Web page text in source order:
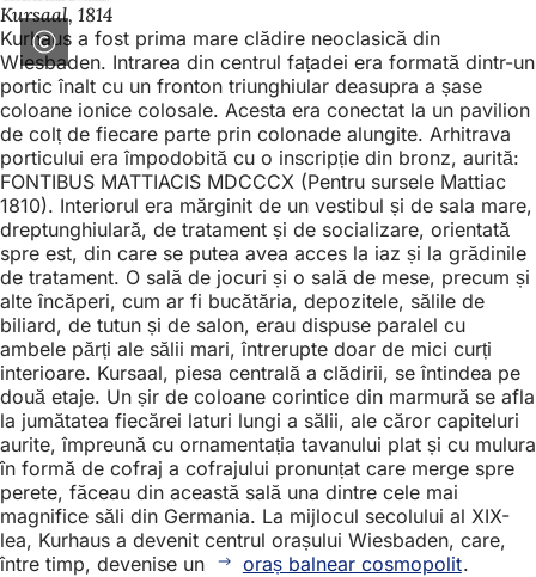
Kursaal, 1814
Kurhaus a fost prima mare clădire neoclasică din
Wiesbaden. Intrarea din centrul fațadei era formată dintr-un
portic înalt cu un fronton triunghiular deasupra a șase
coloane ionice colosale. Acesta era conectat la un pavilion
de colț de fiecare parte prin colonade alungite. Arhitrava
porticului era împodobită cu o inscripție din bronz, aurită:
FONTIBUS MATTIACIS MDCCCX (Pentru sursele Mattiac
1810). Interiorul era mărginit de un vestibul și de sala mare,
dreptunghiulară, de tratament și de socializare, orientată
spre est, din care se putea avea acces la iaz și la grădinile
de tratament. O sală de jocuri și o sală de mese, precum și
alte încăperi, cum ar fi bucătăria, depozitele, sălile de
biliard, de tutun și de salon, erau dispuse paralel cu
ambele părți ale sălii mari, întrerupte doar de mici curți
interioare. Kursaal, piesa centrală a clădirii, se întindea pe
două etaje. Un șir de coloane corintice din marmură se afla
la jumătatea fiecărei laturi lungi a sălii, ale căror capiteluri
aurite, împreună cu ornamentația tavanului plat și cu mulura
în formă de cofraj a cofrajului pronunțat care merge spre
perete, făceau din această sală una dintre cele mai
magnifice săli din Germania. La mijlocul secolului al XIX-
lea, Kurhaus a devenit centrul orașului Wiesbaden, care,
între timp, devenise un
oraș balnear cosmopolit.